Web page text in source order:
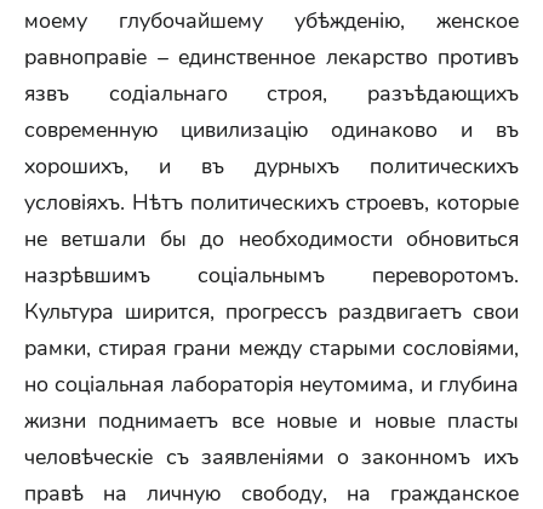
моему глубочайшему убѣжденію, женское
равноправіе – единственное лекарство противъ
язвъ содіальнаго строя, разъѣдающихъ
современную цивилизацію одинаково и въ
хорошихъ, и въ дурныхъ политическихъ
условіяхъ. Нѣтъ политическихъ строевъ, которые
не ветшали бы до необходимости обновиться
назрѣвшимъ соціальнымъ переворотомъ.
Культура ширится, прогрессъ раздвигаетъ свои
рамки, стирая грани между старыми сословіями,
но соціальная лабораторія неутомима, и глубина
жизни поднимаетъ все новые и новые пласты
человѣческіе съ заявленіями о законномъ ихъ
правѣ на личную свободу, на гражданское